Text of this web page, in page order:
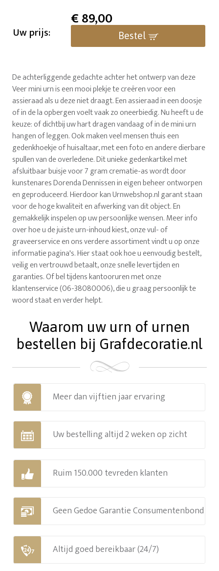
Uw prijs:
€89,00
Bestel
De achterliggende gedachte achter het ontwerp van deze
Veer mini urn is een mooi plekje te creëren voor een
assieraad als u deze niet draagt. Een assieraad in een doosje
of in de la opbergen voelt vaak zo oneerbiedig. Nu heeft u de
keuze: of dichtbij uw hart dragen vandaag of in de mini urn
hangen of leggen. Ook maken veel mensen thuis een
gedenkhoekje of huisaltaar, met een foto en andere dierbare
spullen van de overledene. Dit unieke gedenkartikel met
afsluitbaar buisje voor 7 gram crematie-as wordt door
kunstenares Dorenda Dennissen in eigen beheer ontworpen
en geproduceerd. Hierdoor kan Urnwebshop.nl garant staan
voor de hoge kwaliteit en afwerking van dit object. En
gemakkelijk inspelen op uw persoonlijke wensen. Meer info
over hoe u de juiste urn-inhoud kiest, onze vul- of
graveerservice en ons verdere assortiment vindt u op onze
informatie pagina's. Hier staat ook hoe u eenvoudig bestelt,
veilig en vertrouwd betaalt, onze snelle levertijden en
garanties. Of bel tijdens kantooruren met onze
klantenservice (06-38080006), die u graag persoonlijk te
woord staat en verder helpt.
Waarom uw urn of urnen
bestellen bij Grafdecoratie.nl
Meer dan vijftien jaar ervaring
Uw bestelling altijd 2 weken op zicht
Ruim 150.000 tevreden klanten
Geen Gedoe Garantie Consumentenbond
Altijd goed bereikbaar (24/7)